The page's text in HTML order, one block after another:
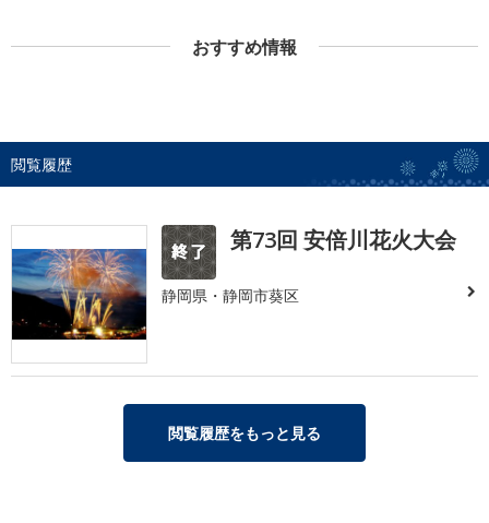
おすすめ情報
閲覧履歴
第73回 安倍川花火大会
静岡県・静岡市葵区
閲覧履歴をもっと見る